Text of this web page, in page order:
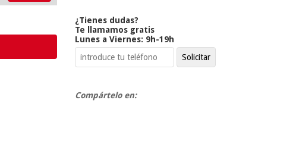
¿Tienes dudas?
Te llamamos gratis
Lunes a Viernes: 9h-19h
Compártelo en: